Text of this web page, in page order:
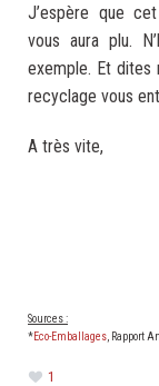
J’espère que
vous aura plu.
exemple. Et dites
recyclage vous
A très vite,
Sources :
*Eco-Emballages , Rapport
1